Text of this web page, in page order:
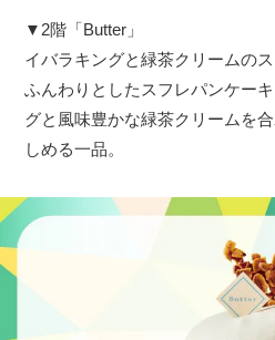
▼2階「Butter」
イバラキングと緑茶クリームの
ふんわりとしたスフレパンケー
グと風味豊かな緑茶クリームを
しめる一品。